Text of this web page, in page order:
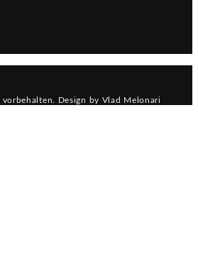
Design by Vlad Melonari